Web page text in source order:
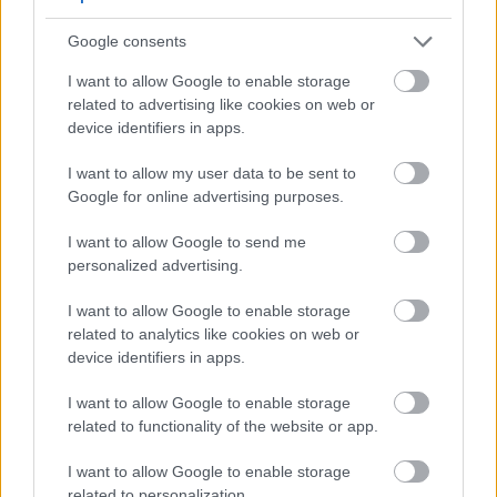
Google consents
I want to allow Google to enable storage
related to advertising like cookies on web or
device identifiers in apps.
I want to allow my user data to be sent to
Google for online advertising purposes.
I want to allow Google to send me
personalized advertising.
I want to allow Google to enable storage
related to analytics like cookies on web or
device identifiers in apps.
I want to allow Google to enable storage
related to functionality of the website or app.
I want to allow Google to enable storage
Κανένας δεν μπαίνει σε μια τέτοια διαδικασία, που
βλέπουμε και από τη συζήτηση για το νομοσχέδιο
πόσες αντιδράσεις φέρνει, για ψύλλου πήδημα.
Δηλαδή δεν γίνεται να λένε από τη μία οι άνθρωποι
που εναντιώνονται στο νομοσχέδιο ότι θα αλλάζουν
στιγματίζουν και να περιθωριοποιούν τα διεμφυλικά
μία διαδικασία η οποία ενδέχεται να τον/την φέρει